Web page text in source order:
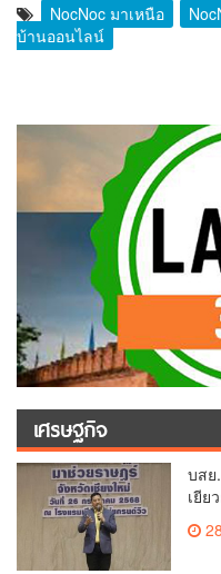
NocNoc มาเหนือ
บ้านออนไลน์
เศรษฐกิจ
บสย
เยีย